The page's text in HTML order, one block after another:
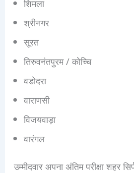
शिमला
श्रीनगर
सूरत
तिरुवनंतपुरम / कोच्चि
वडोदरा
वाराणसी
विजयवाड़ा
वारंगल
उम्मीदवार अपना अंतिम परीक्षा शहर